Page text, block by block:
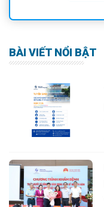
BÀI VIẾT NỔI BẬT